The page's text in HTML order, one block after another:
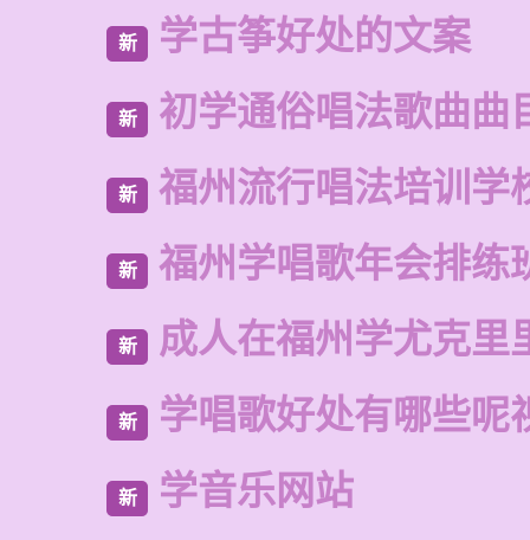
新 学古筝好处的文案
新 初学通俗唱法歌曲曲
新 福州流行唱法培训学
新 福州学唱歌年会排练
新 成人在福州学尤克里
新 学唱歌好处有哪些呢
新 学音乐网站